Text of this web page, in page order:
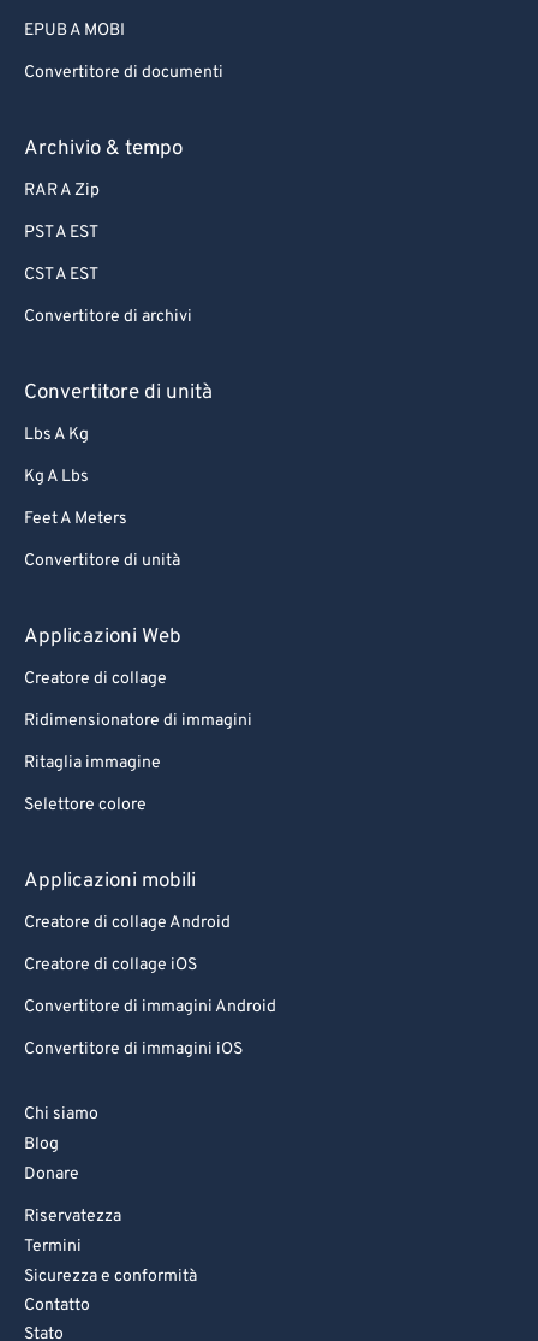
EPUB A MOBI
Convertitore di documenti
Archivio & tempo
RAR A Zip
PST A EST
CST A EST
Convertitore di archivi
Convertitore di unità
Lbs A Kg
Kg A Lbs
Feet A Meters
Convertitore di unità
Applicazioni Web
Creatore di collage
Ridimensionatore di immagini
Ritaglia immagine
Selettore colore
Applicazioni mobili
Creatore di collage Android
Creatore di collage iOS
Convertitore di immagini Android
Convertitore di immagini iOS
Chi siamo
Blog
Donare
Riservatezza
Termini
Sicurezza e conformità
Contatto
Stato